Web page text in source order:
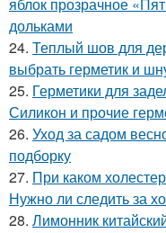
дольками
24. Теплый шов для
выбрать герметик и
25. Герметики для
Силикон и прочие
26. Уход за садом
подборку
27. При каком
Нужно ли следить за
28. Лимонник